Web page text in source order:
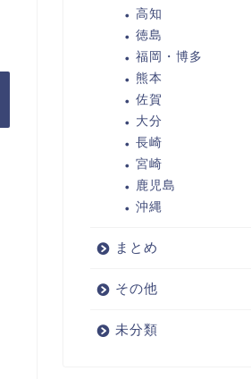
高知
徳島
福岡・博多
熊本
佐賀
大分
長崎
宮崎
鹿児島
沖縄
まとめ
その他
未分類